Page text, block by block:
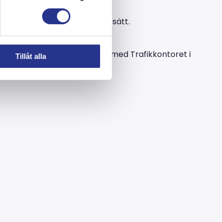
Tillåt alla
och miljömässigt sätt.
som vi på Allblästring har med Trafikkontoret i